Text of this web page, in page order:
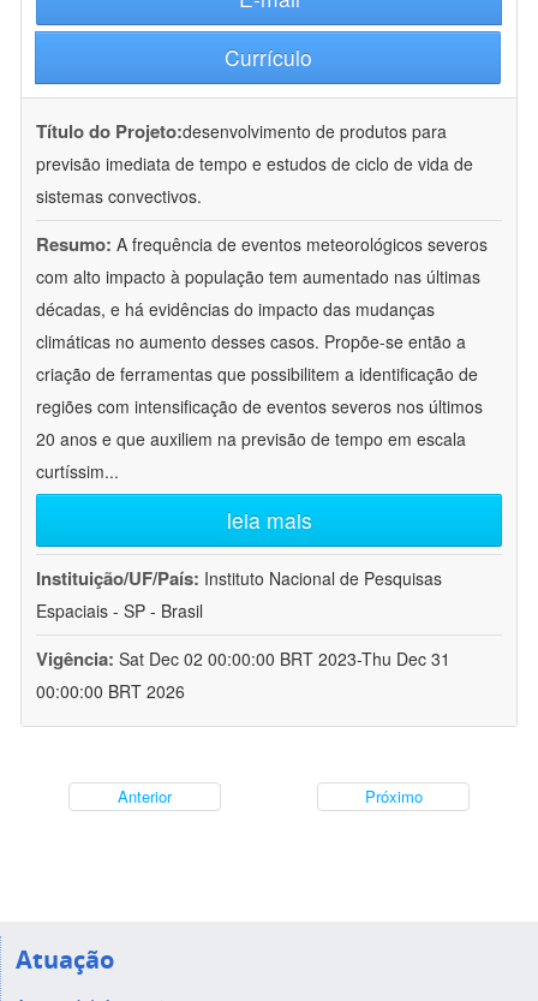
Currículo
Título do Projeto:desenvolvimento de produtos para
previsão imediata de tempo e estudos de ciclo de vida de
sistemas convectivos.
Resumo: A frequência de eventos meteorológicos severos
com alto impacto à população tem aumentado nas últimas
décadas, e há evidências do impacto das mudanças
climáticas no aumento desses casos. Propõe-se então a
criação de ferramentas que possibilitem a identificação de
regiões com intensificação de eventos severos nos últimos
20 anos e que auxiliem na previsão de tempo em escala
curtíssim...
leia mais
Instituição/UF/País: Instituto Nacional de Pesquisas
Espaciais - SP - Brasil
Vigência: Sat Dec 02 00:00:00 BRT 2023-Thu Dec 31
00:00:00 BRT 2026
Anterior Próximo
Atuação